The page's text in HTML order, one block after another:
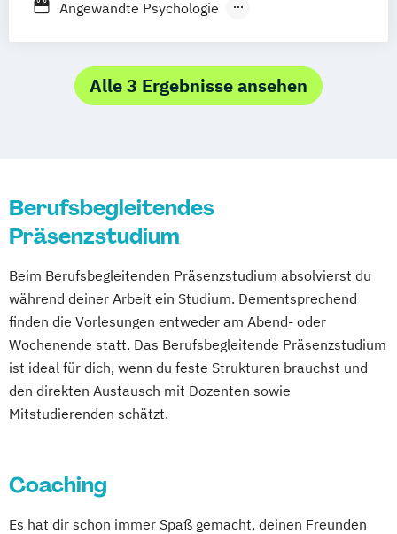
Angewandte Psychologie
Alle 3 Ergebnisse ansehen
Berufsbegleitendes
Präsenzstudium
Beim Berufsbegleitenden Präsenzstudium absolvierst du
während deiner Arbeit ein Studium. Dementsprechend
finden die Vorlesungen entweder am Abend- oder
Wochenende statt. Das Berufsbegleitende Präsenzstudium
ist ideal für dich, wenn du feste Strukturen brauchst und
den direkten Austausch mit Dozenten sowie
Mitstudierenden schätzt.
Coaching
Es hat dir schon immer Spaß gemacht, deinen Freunden